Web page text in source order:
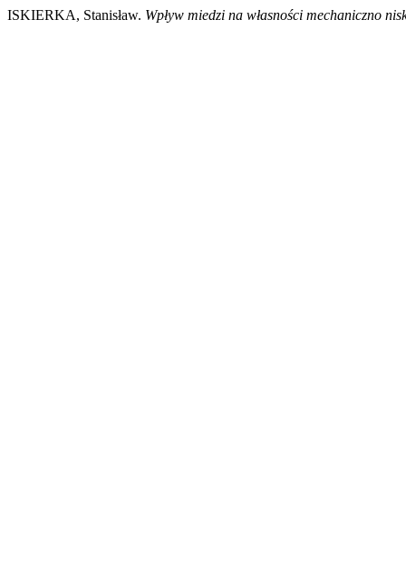
ISKIERKA, Stanisław. Wpływ miedzi na własności mechaniczno